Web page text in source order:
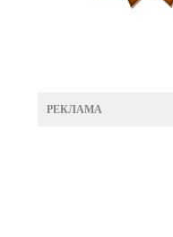
РЕКЛАМА